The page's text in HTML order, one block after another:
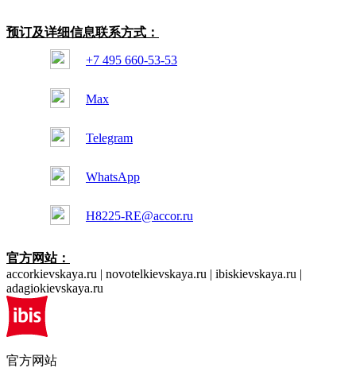
预订及详细信息联系方式：
+7 495 660-53-53
Max
Telegram
WhatsApp
H8225-RE@accor.ru
官方网站：
accorkievskaya.ru | novotelkievskaya.ru | ibiskievskaya.ru |
adagiokievskaya.ru
官方网站